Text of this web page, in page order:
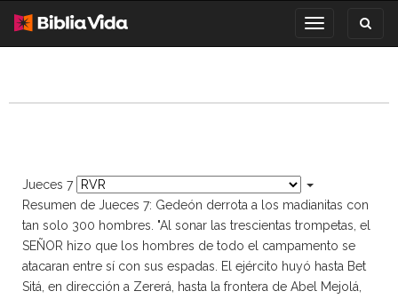
Toggle
navigation
Jueces 7
Resumen de Jueces 7: Gedeón derrota a los madianitas con
tan solo 300 hombres. "Al sonar las trescientas trompetas, el
SEÑOR hizo que los hombres de todo el campamento se
atacaran entre sí con sus espadas. El ejército huyó hasta Bet
Sitá, en dirección a Zererá, hasta la frontera de Abel Mejolá,